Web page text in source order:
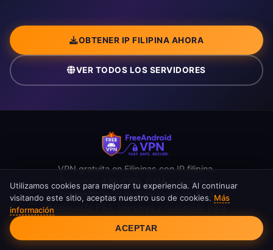
OBTENER IP FILIPINA AHORA
VER TODOS LOS SERVIDORES
VPN gratuita en Filipinas con IP filipina.
Transmite ABS-CBN, GMA y accede a
contenido local de forma segura. Mira
baloncesto PBA, teleserye y contenido para
registro.
Consentimiento de cookies
Utilizamos cookies para mejorar tu experiencia. Al continuar
visitando este sitio, aceptas nuestro uso de cookies. Más
información
ACEPTAR